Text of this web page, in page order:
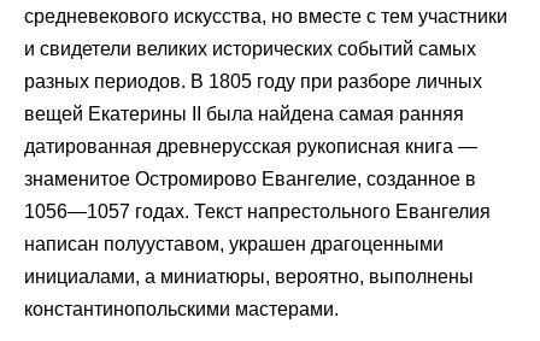
средневекового искусства, но вместе с тем участники
и свидетели великих исторических событий самых
разных периодов. В 1805 году при разборе личных
вещей Екатерины II была найдена самая ранняя
датированная древнерусская рукописная книга —
знаменитое Остромирово Евангелие, созданное в
1056—1057 годах. Текст напрестольного Евангелия
написан полууставом, украшен драгоценными
инициалами, а миниатюры, вероятно, выполнены
константинопольскими мастерами.